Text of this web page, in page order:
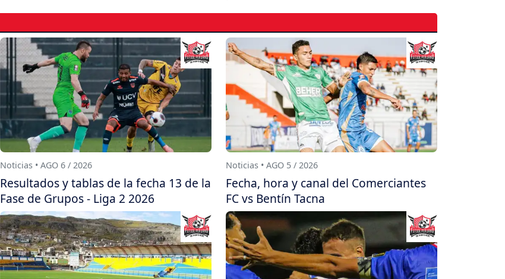
Noticias • AGO 6 / 2026
Resultados y tablas de la fecha 13 de la
Fase de Grupos - Liga 2 2026
Noticias • AGO 5 / 2026
Fecha, hora y canal del Comerciantes
FC vs Bentín Tacna